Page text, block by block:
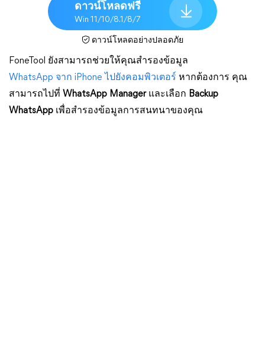
ดาวน์โหลดฟรี
Win 11/10/8.1/8/7
ดาวน์โหลดอย่างปลอดภัย
FoneTool ยังสามารถช่วยให้คุณสำรองข้อมูล
WhatsApp จาก iPhone ไปยังคอมพิวเตอร์ หากต้องการ คุณ
สามารถไปที่ WhatsApp Managerและเลือก Backup
WhatsApp เพื่อสำรองข้อมูลการสนทนาของคุณ